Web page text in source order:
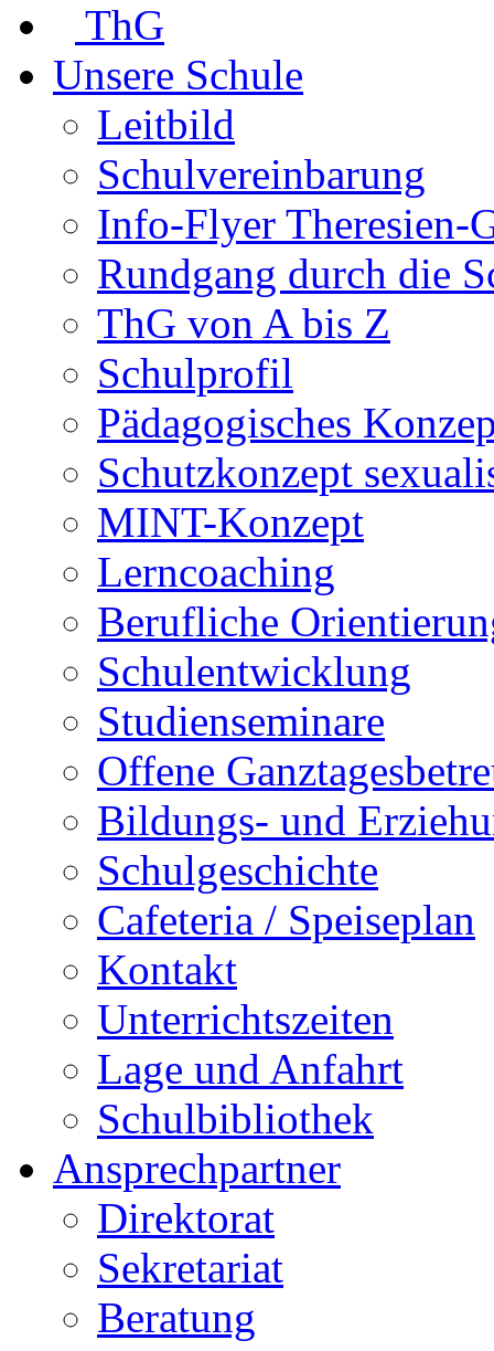
ThG
Unsere Schule
Leitbild
Schulvereinbarung
Info-Flyer Theresien-
Rundgang durch die
ThG von A bis Z
Schulprofil
Pädagogisches
Schutzkonzept
MINT-Konzept
Lerncoaching
Berufliche
Schulentwicklung
Studienseminare
Offene
Bildungs- und
Schulgeschichte
Cafeteria / Speiseplan
Kontakt
Unterrichtszeiten
Lage und Anfahrt
Schulbibliothek
Ansprechpartner
Direktorat
Sekretariat
Beratung